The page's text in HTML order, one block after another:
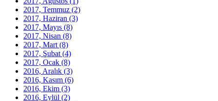
2017, Temmuz (2)
2017, Haziran (3)
2017, Mayıs (8)
2017, Nisan (8)
2017, Mart (8)
2017, Şubat (4)
2017, Ocak (8)
2016, Aralık (3)
2016, Kasım (6)
2016, Ekim (3)
2016, Eylül (2)